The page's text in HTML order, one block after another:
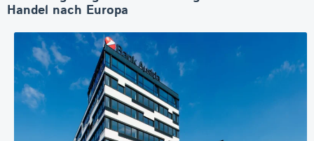
Handel nach Europa